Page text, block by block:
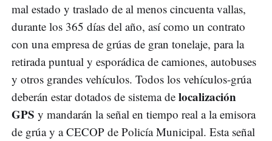
mal estado y traslado de al menos cincuenta vallas,
durante los 365 días del año, así como un contrato
con una empresa de grúas de gran tonelaje, para la
retirada puntual y esporádica de camiones, autobuses
y otros grandes vehículos. Todos los vehículos-grúa
deberán estar dotados de sistema de localización
GPS y mandarán la señal en tiempo real a la emisora
de grúa y a CECOP de Policía Municipal. Esta señal